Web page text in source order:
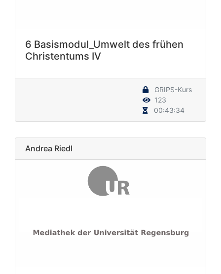
6 Basismodul_Umwelt des frühen
Christentums IV
GRIPS-Kurs
123
00:43:34
Andrea Riedl